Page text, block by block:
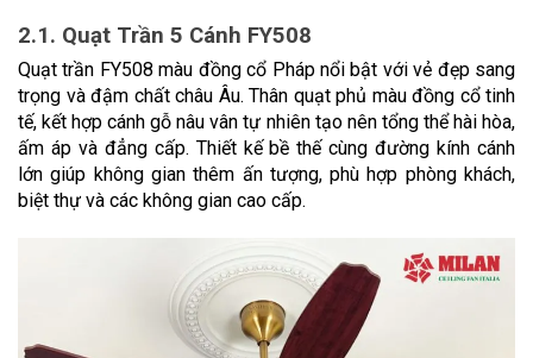
2.1. Quạt Trần 5 Cánh FY508
Quạt trần FY508 màu đồng cổ Pháp nổi bật với vẻ đẹp sang
trọng và đậm chất châu Âu. Thân quạt phủ màu đồng cổ tinh
tế, kết hợp cánh gỗ nâu vân tự nhiên tạo nên tổng thể hài hòa,
ấm áp và đẳng cấp. Thiết kế bề thế cùng đường kính cánh
lớn giúp không gian thêm ấn tượng, phù hợp phòng khách,
biệt thự và các không gian cao cấp.